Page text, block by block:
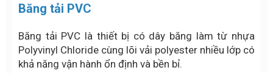
Băng tải PVC
Băng tải PVC là thiết bị có dây băng làm từ nhựa
Polyvinyl Chloride cùng lõi vải polyester nhiều lớp có
khả năng vận hành ổn định và bền bỉ.